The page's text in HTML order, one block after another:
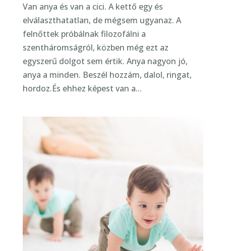
Van anya és van a cici. A kettő egy és
elválaszthatatlan, de mégsem ugyanaz. A
felnőttek próbálnak filozofálni a
szentháromságról, közben még ezt az
egyszerű dolgot sem értik. Anya nagyon jó,
anya a minden. Beszél hozzám, dalol, ringat,
hordoz.És ehhez képest van a...